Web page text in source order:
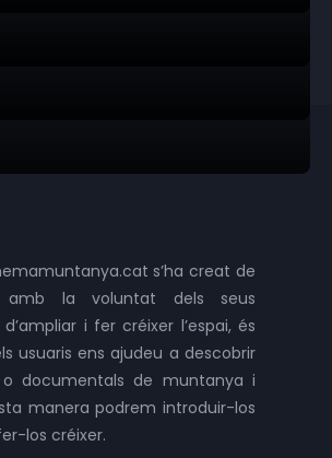
s’ha creat de
amb la voluntat dels seus
i fer créixer l’espai, és
usuaris ens ajudeu a descobrir
o documentals de muntanya i
manera podrem introduir-los
los créixer.